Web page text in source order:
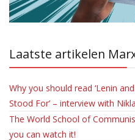
Laatste artikelen
Why you should read ‘Lenin
Stood For’ – interview with
The World School of
you can watch it!